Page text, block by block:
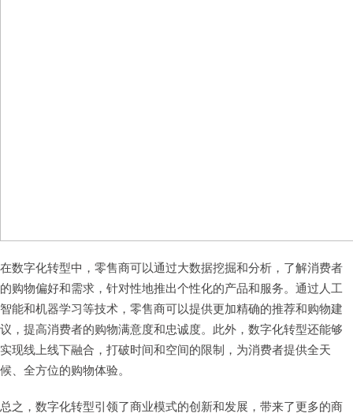
在数字化转型中，零售商可以通过大数据挖掘和分析，了解消费者
的购物偏好和需求，针对性地推出个性化的产品和服务。通过人工
智能和机器学习等技术，零售商可以提供更加精确的推荐和购物建
议，提高消费者的购物满意度和忠诚度。此外，数字化转型还能够
实现线上线下融合，打破时间和空间的限制，为消费者提供全天
候、全方位的购物体验。
总之，数字化转型引领了商业模式的创新和发展，带来了更多的商